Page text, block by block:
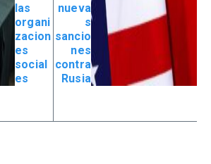
las
organi
zacion
es
social
es
nueva
s
sancio
nes
contra
Rusia